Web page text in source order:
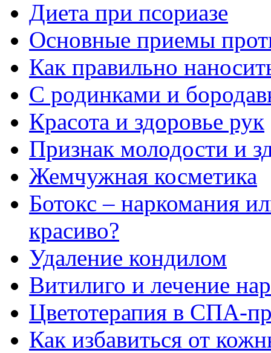
Диета при псориазе
Основные приемы
Как правильно
С родинками и
Красота и здоровье рук
Признак молодости и
Жемчужная косметика
Ботокс – наркомания
красиво?
Удаление кондилом
Витилиго и лечение
Цветотерапия в СПА-
Как избавиться от